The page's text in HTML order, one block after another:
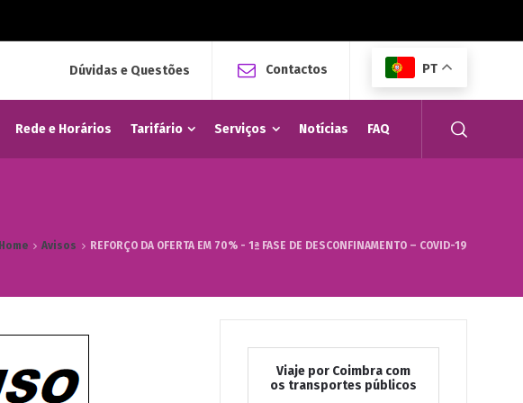
Dúvidas e Questões Contactos PT
Rede e Horários Tarifário Serviços Notícias FAQ
Home Avisos REFORÇO DA OFERTA EM 70% - 1ª FASE DE DESCONFINAMENTO – COVID-19
Viaje por Coimbra com
os transportes públicos